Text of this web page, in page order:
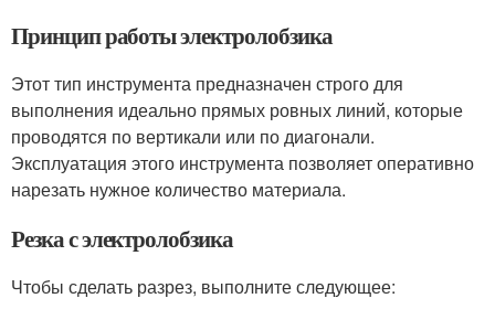
Принцип работы электролобзика
Этот тип инструмента предназначен строго для
выполнения идеально прямых ровных линий, которые
проводятся по вертикали или по диагонали.
Эксплуатация этого инструмента позволяет оперативно
нарезать нужное количество материала.
Резка с электролобзика
Чтобы сделать разрез, выполните следующее: